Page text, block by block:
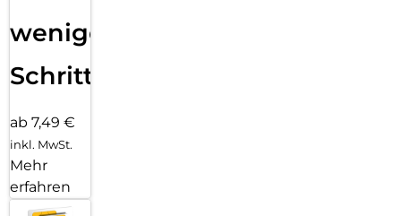
wenigen
Schritten
ab 7,49 €
inkl. MwSt.
Mehr
erfahren